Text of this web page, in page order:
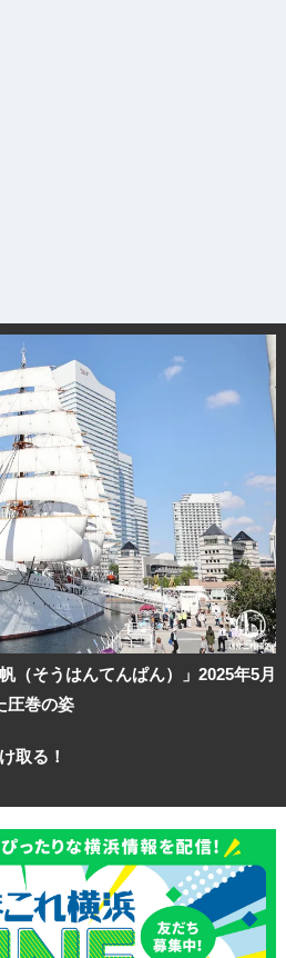
（そうはんてんぱん）」2025年5月
圧巻の姿
取る！